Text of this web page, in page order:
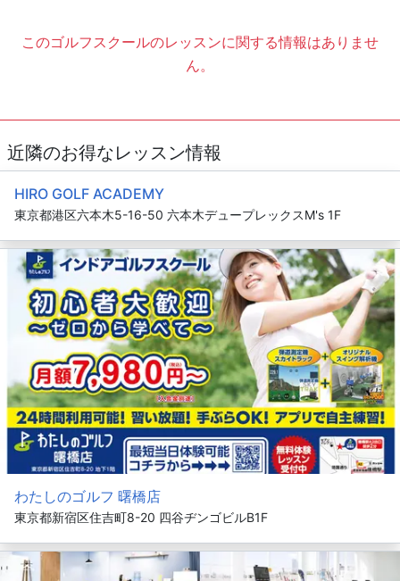
このゴルフスクールのレッスンに関する情報はありませ
ん。
近隣のお得なレッスン情報
HIRO GOLF ACADEMY
東京都港区六本木5-16-50 六本木デュープレックスM's 1F
わたしのゴルフ 曙橋店
東京都新宿区住吉町8-20 四谷ヂンゴビルB1F